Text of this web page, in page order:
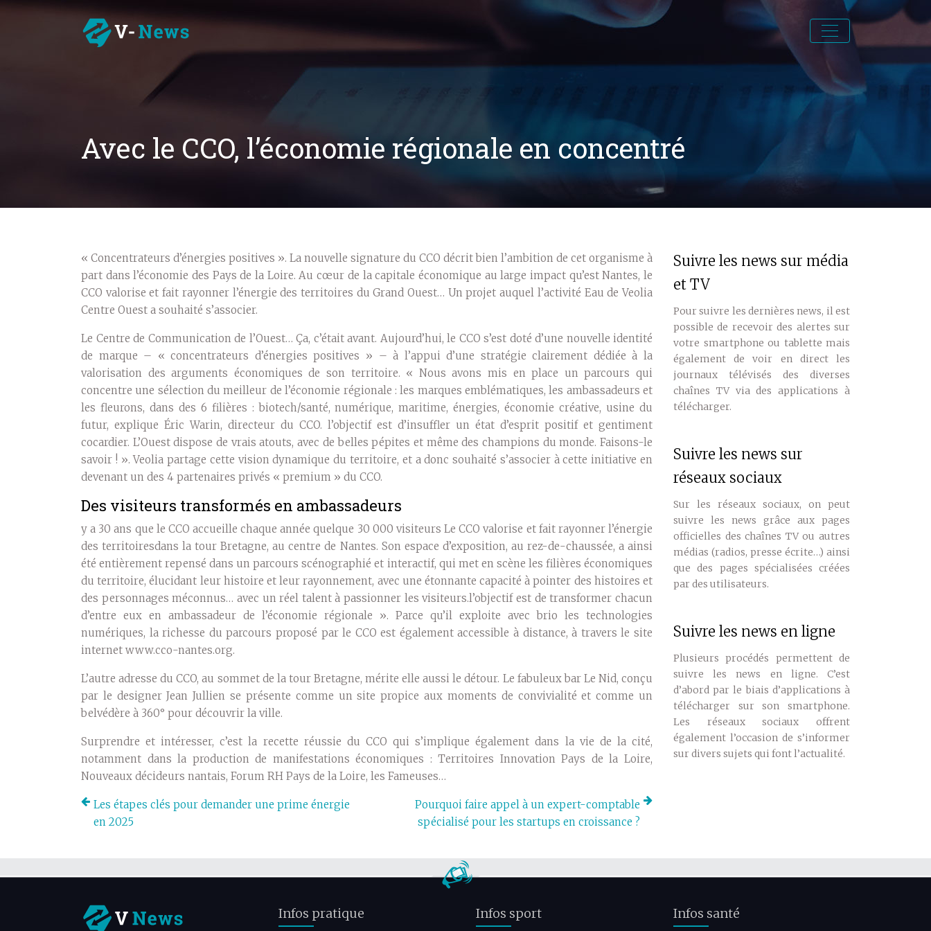
Avec le CCO, l’économie régionale en concentré
« Concentrateurs d’énergies positives ». La nouvelle signature du CCO décrit bien l’ambition de cet organisme à
part dans l’économie des Pays de la Loire. Au cœur de la capitale économique au large impact qu’est Nantes, le
CCO valorise et fait rayonner l’énergie des territoires du Grand Ouest… Un projet auquel l’activité Eau de Veolia
Centre Ouest a souhaité s’associer.
Le Centre de Communication de l’Ouest… Ça, c’était avant. Aujourd’hui, le CCO s’est doté d’une nouvelle identité
de marque – « concentrateurs d’énergies positives » – à l’appui d’une stratégie clairement dédiée à la
valorisation des arguments économiques de son territoire. « Nous avons mis en place un parcours qui
concentre une sélection du meilleur de l’économie régionale : les marques emblématiques, les ambassadeurs et
les fleurons, dans des 6 filières : biotech/santé, numérique, maritime, énergies, économie créative, usine du
futur, explique Éric Warin, directeur du CCO. l’objectif est d’insuffler un état d’esprit positif et gentiment
cocardier. L’Ouest dispose de vrais atouts, avec de belles pépites et même des champions du monde. Faisons-le
savoir ! ». Veolia partage cette vision dynamique du territoire, et a donc souhaité s’associer à cette initiative en
devenant un des 4 partenaires privés « premium » du CCO.
Des visiteurs transformés en ambassadeurs
y a 30 ans que le CCO accueille chaque année quelque 30 000 visiteurs Le CCO valorise et fait rayonner l’énergie
des territoiresdans la tour Bretagne, au centre de Nantes. Son espace d’exposition, au rez-de-chaussée, a ainsi
été entièrement repensé dans un parcours scénographié et interactif, qui met en scène les filières économiques
du territoire, élucidant leur histoire et leur rayonnement, avec une étonnante capacité à pointer des histoires et
des personnages méconnus… avec un réel talent à passionner les visiteurs.l’objectif est de transformer chacun
d’entre eux en ambassadeur de l’économie régionale ». Parce qu’il exploite avec brio les technologies
numériques, la richesse du parcours proposé par le CCO est également accessible à distance, à travers le site
internet www.cco-nantes.org.
L’autre adresse du CCO, au sommet de la tour Bretagne, mérite elle aussi le détour. Le fabuleux bar Le Nid, conçu
par le designer Jean Jullien se présente comme un site propice aux moments de convivialité et comme un
belvédère à 360° pour découvrir la ville.
Surprendre et intéresser, c’est la recette réussie du CCO qui s’implique également dans la vie de la cité,
notamment dans la production de manifestations économiques : Territoires Innovation Pays de la Loire,
Nouveaux décideurs nantais, Forum RH Pays de la Loire, les Fameuses…
Les étapes clés pour demander une prime énergie
en 2025
Pourquoi faire appel à un expert-comptable
spécialisé pour les startups en croissance ?
Suivre les news sur média
et TV
Pour suivre les dernières news, il est
possible de recevoir des alertes sur
votre smartphone ou tablette mais
également de voir en direct les
journaux télévisés des diverses
chaînes TV via des applications à
télécharger.
Suivre les news sur
réseaux sociaux
Sur les réseaux sociaux, on peut
suivre les news grâce aux pages
officielles des chaînes TV ou autres
médias (radios, presse écrite…) ainsi
que des pages spécialisées créées
par des utilisateurs.
Suivre les news en ligne
Plusieurs procédés permettent de
suivre les news en ligne. C’est
d’abord par le biais d’applications à
télécharger sur son smartphone.
Les réseaux sociaux offrent
également l’occasion de s’informer
sur divers sujets qui font l’actualité.
Infos pratique Infos sport Infos santé